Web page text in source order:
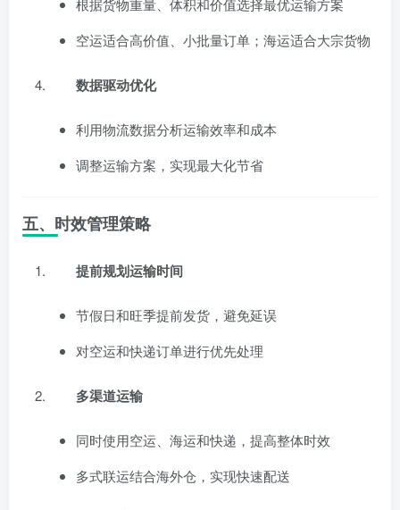
根据货物重量、体积和价值选择最优运输方案
空运适合高价值、小批量订单；海运适合大宗货物
数据驱动优化
利用物流数据分析运输效率和成本
调整运输方案，实现最大化节省
五、时效管理策略
提前规划运输时间
节假日和旺季提前发货，避免延误
对空运和快递订单进行优先处理
多渠道运输
同时使用空运、海运和快递，提高整体时效
多式联运结合海外仓，实现快速配送